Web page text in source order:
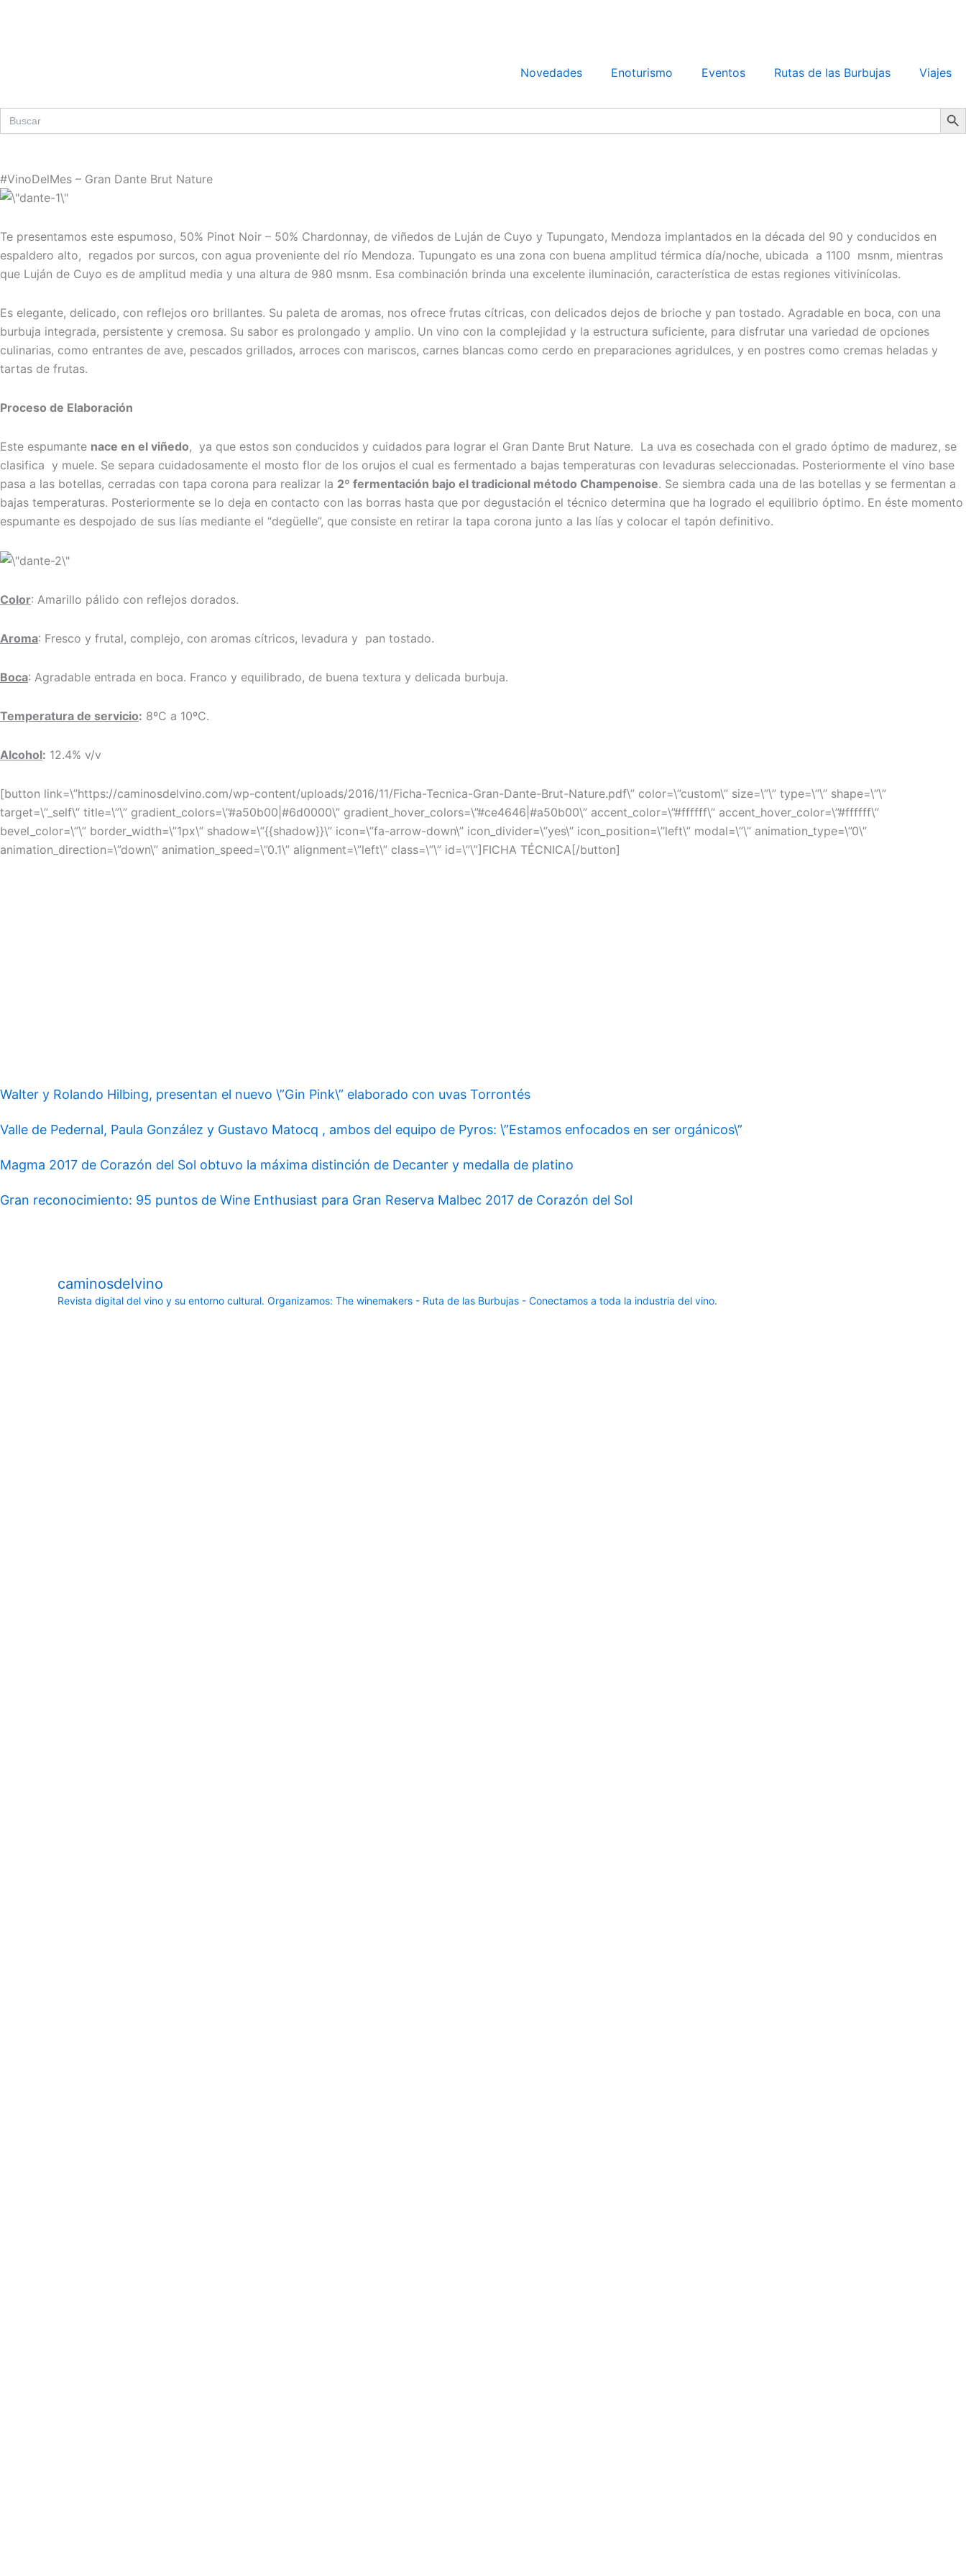
Novedades
Enoturismo Eventos Rutas de las Burbujas Viajes
Search
for:
Search
#VinoDelMes – Gran Dante Brut Nature
Te presentamos este espumoso, 50% Pinot Noir – 50% Chardonnay, de viñedos de Luján de Cuyo y Tupungato, Mendoza implantados en la década del 90 y conducidos en
espaldero alto, regados por surcos, con agua proveniente del río Mendoza. Tupungato es una zona con buena amplitud térmica día/noche, ubicada a 1100 msnm, mientras
que Luján de Cuyo es de amplitud media y una altura de 980 msnm. Esa combinación brinda una excelente iluminación, característica de estas regiones vitivinícolas.
Es elegante, delicado, con reflejos oro brillantes. Su paleta de aromas, nos ofrece frutas cítricas, con delicados dejos de brioche y pan tostado. Agradable en boca, con una
burbuja integrada, persistente y cremosa. Su sabor es prolongado y amplio. Un vino con la complejidad y la estructura suficiente, para disfrutar una variedad de opciones
culinarias, como entrantes de ave, pescados grillados, arroces con mariscos, carnes blancas como cerdo en preparaciones agridulces, y en postres como cremas heladas y
tartas de frutas.
Proceso de Elaboración
Este espumante nace en el viñedo, ya que estos son conducidos y cuidados para lograr el Gran Dante Brut Nature. La uva es cosechada con el grado óptimo de madurez, se
clasifica y muele. Se separa cuidadosamente el mosto flor de los orujos el cual es fermentado a bajas temperaturas con levaduras seleccionadas. Posteriormente el vino base
pasa a las botellas, cerradas con tapa corona para realizar la 2º fermentación bajo el tradicional método Champenoise. Se siembra cada una de las botellas y se fermentan a
bajas temperaturas. Posteriormente se lo deja en contacto con las borras hasta que por degustación el técnico determina que ha logrado el equilibrio óptimo. En éste momento
espumante es despojado de sus lías mediante el “degüelle”, que consiste en retirar la tapa corona junto a las lías y colocar el tapón definitivo.
Color: Amarillo pálido con reflejos dorados.
Aroma: Fresco y frutal, complejo, con aromas cítricos, levadura y pan tostado.
Boca: Agradable entrada en boca. Franco y equilibrado, de buena textura y delicada burbuja.
Temperatura de servicio: 8ºC a 10ºC.
Alcohol: 12.4% v/v
[button link=\”https://caminosdelvino.com/wp-content/uploads/2016/11/Ficha-Tecnica-Gran-Dante-Brut-Nature.pdf\” color=\”custom\” size=\”\” type=\”\” shape=\”\”
target=\”_self\” title=\”\” gradient_colors=\”#a50b00|#6d0000\” gradient_hover_colors=\”#ce4646|#a50b00\” accent_color=\”#ffffff\” accent_hover_color=\”#ffffff\”
bevel_color=\”\” border_width=\”1px\” shadow=\”{{shadow}}\” icon=\”fa-arrow-down\” icon_divider=\”yes\” icon_position=\”left\” modal=\”\” animation_type=\”0\”
animation_direction=\”down\” animation_speed=\”0.1\” alignment=\”left\” class=\”\” id=\”\”]FICHA TÉCNICA[/button]
Walter y Rolando Hilbing, presentan el nuevo \”Gin Pink\” elaborado con uvas Torrontés
Valle de Pedernal, Paula González y Gustavo Matocq , ambos del equipo de Pyros: \”Estamos enfocados en ser orgánicos\”
Magma 2017 de Corazón del Sol obtuvo la máxima distinción de Decanter y medalla de platino
Gran reconocimiento: 95 puntos de Wine Enthusiast para Gran Reserva Malbec 2017 de Corazón del Sol
caminosdelvino
Revista digital del vino y su entorno cultural. Organizamos: The winemakers - Ruta de las Burbujas - Conectamos a toda la industria del vino.